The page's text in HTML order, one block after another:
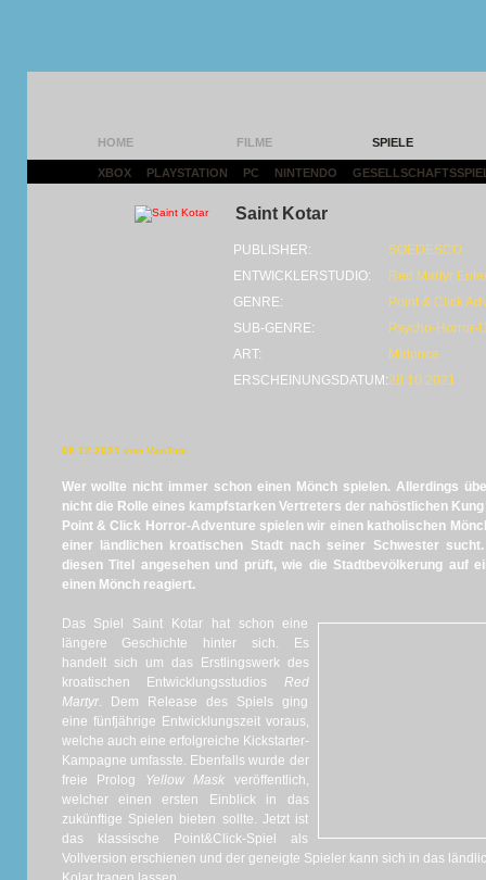
HOME FILME SPIELE
XBOX PLAYSTATION PC NINTENDO
Saint Kotar
PUBLISHER:
SOEDESCO
ENTWICKLERSTUDIO:
Red Martyr
GENRE:
Point & Click
SUB-GENRE:
Psycho-Horror-
ART:
Midprice
ERSCHEINUNGSDATUM:28.10.2021
08.12.2021 von VanTom
Wer wollte nicht immer schon einen Mönch spielen. Allerdings
nicht die Rolle eines kampfstarken Vertreters der nahöstlichen
Point & Click Horror-Adventure spielen wir einen katholischen
einer ländlichen kroatischen Stadt nach seiner Schwester
diesen Titel angesehen und prüft, wie die Stadtbevölkerung auf
einen Mönch reagiert.
Das Spiel Saint Kotar hat schon eine
längere Geschichte hinter sich. Es
handelt sich um das Erstlingswerk des
kroatischen Entwicklungsstudios Red
Martyr. Dem Release des Spiels ging
eine fünfjährige Entwicklungszeit voraus,
welche auch eine erfolgreiche Kickstarter-
Kampagne umfasste. Ebenfalls wurde der
freie Prolog
Yellow Mask veröffentlich,
welcher einen ersten Einblick in das
zukünftige Spielen bieten sollte. Jetzt ist
das klassische Point&Click-Spiel als
Vollversion erschienen und der geneigte Spieler kann sich in das